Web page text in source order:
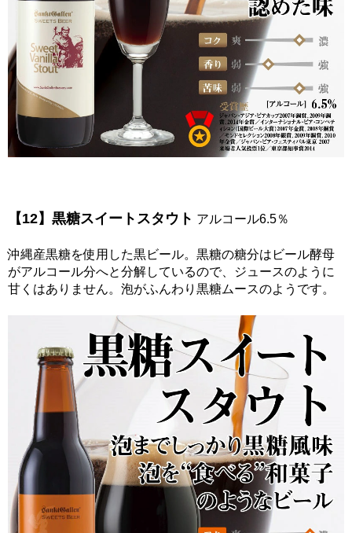
【12】黒糖スイートスタウト アルコール6.5％
沖縄産黒糖を使用した黒ビール。黒糖の糖分はビール酵母
がアルコール分へと分解しているので、ジュースのように
甘くはありません。泡がふんわり黒糖ムースのようです。